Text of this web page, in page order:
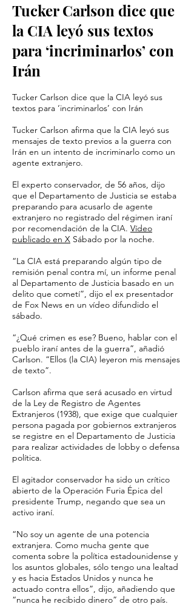
Tucker Carlson dice que
la CIA leyó sus textos
para ‘incriminarlos’ con
Irán
Tucker Carlson dice que la CIA leyó sus
textos para ‘incriminarlos’ con Irán
Tucker Carlson afirma que la CIA leyó sus
mensajes de texto previos a la guerra con
Irán en un intento de incriminarlo como un
agente extranjero.
El experto conservador, de 56 años, dijo
que el Departamento de Justicia se estaba
preparando para acusarlo de agente
extranjero no registrado del régimen iraní
por recomendación de la CIA. Vídeo
publicado en X Sábado por la noche.
“La CIA está preparando algún tipo de
remisión penal contra mí, un informe penal
al Departamento de Justicia basado en un
delito que cometí”, dijo el ex presentador
de Fox News en un vídeo difundido el
sábado.
“¿Qué crimen es ese? Bueno, hablar con el
pueblo iraní antes de la guerra”, añadió
Carlson. “Ellos (la CIA) leyeron mis mensajes
de texto”.
Carlson afirma que será acusado en virtud
de la Ley de Registro de Agentes
Extranjeros (1938), que exige que cualquier
persona pagada por gobiernos extranjeros
se registre en el Departamento de Justicia
para realizar actividades de lobby o defensa
política.
El agitador conservador ha sido un crítico
abierto de la Operación Furia Épica del
presidente Trump, negando que sea un
activo iraní.
“No soy un agente de una potencia
extranjera. Como mucha gente que
comenta sobre la política estadounidense y
los asuntos globales, sólo tengo una lealtad
y es hacia Estados Unidos y nunca he
actuado contra ellos”, dijo, añadiendo que
“nunca he recibido dinero” de otro país.